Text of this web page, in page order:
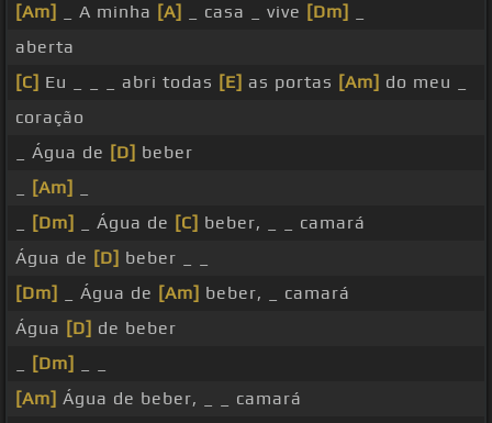
[Am]
_ A minha [A] _ casa _ vive [Dm]
aberta
[C] Eu _ _ _ abri todas [E] as portas [Am] do meu _
coração
_ Água de [D] beber
[Am]
[Dm] _ Água de [C] beber, _ _ camará
Água de [D] beber _ _
[Dm]
_ Água de [Am] beber, _ camará
Água [D] de beber
[Dm]
[Am] Água de beber, _ _ camará